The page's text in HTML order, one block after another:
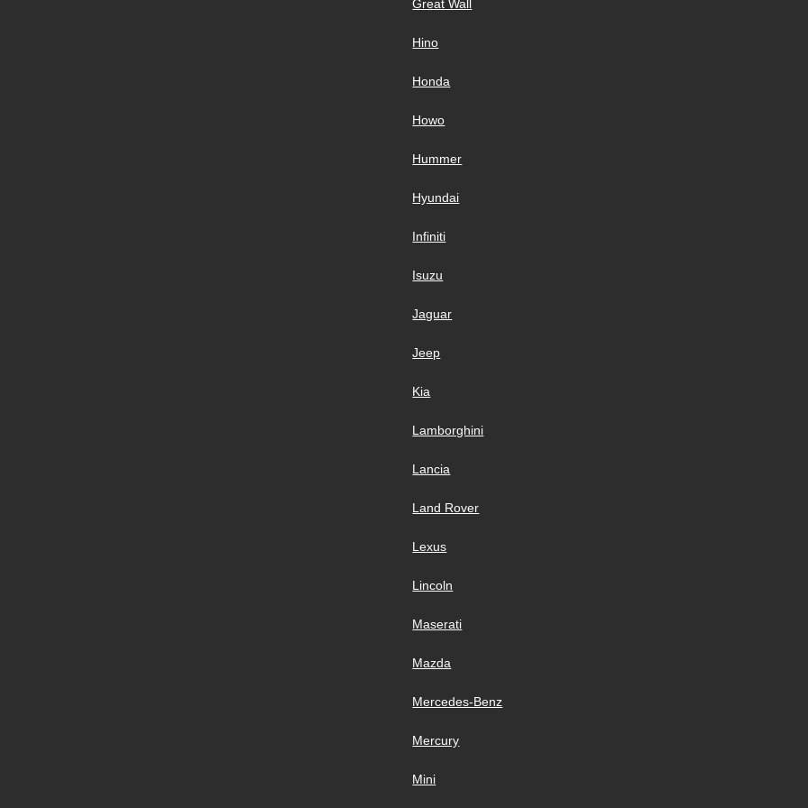
Great Wall
Hino
Honda
Howo
Hummer
Hyundai
Infiniti
Isuzu
Jaguar
Jeep
Kia
Lamborghini
Lancia
Land Rover
Lexus
Lincoln
Maserati
Mazda
Mercedes-Benz
Mercury
Mini